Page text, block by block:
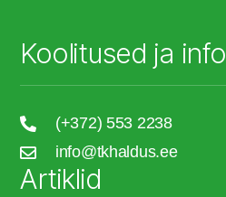
Artiklid
Koolitused ja info
(+372) 553 2238
info@tkhaldus.ee